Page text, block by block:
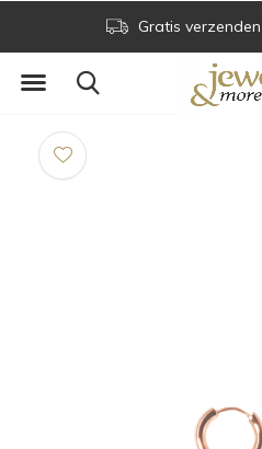
Gratis